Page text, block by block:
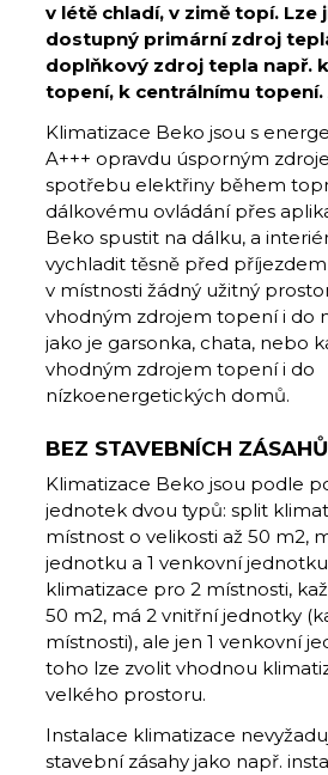
v létě chladí, v zimě topí. Lze
dostupný primární zdroj
doplňkový zdroj tepla např.
topení, k centrálnímu topení.
Klimatizace Beko jsou s
A+++ opravdu úsporným
spotřebu elektřiny během
dálkovému ovládání přes
Beko spustit na dálku, a
vychladit těsně před
v místnosti žádný užitný
vhodným zdrojem topení i do
jako je garsonka, chata, nebo
vhodným zdrojem topení i do
nízkoenergetických domů.
BEZ STAVEBNÍCH ZÁSAHŮ
Klimatizace Beko jsou podle
jednotek dvou typů: split
místnost o velikosti až 50 m2,
jednotku a 1 venkovní
klimatizace pro 2 místnosti,
50 m2, má 2 vnitřní jednotky
místnosti), ale jen 1 venkovní
toho lze zvolit vhodnou
velkého prostoru.
Instalace klimatizace
stavební zásahy jako např.